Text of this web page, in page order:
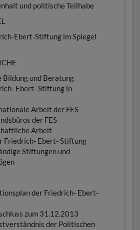
und politische ­Teilhabe
Ebert-Stiftung im Spiegel
Bildung und Beratung
Ebert- Stiftung in
Arbeit der FES
der FES
Arbeit
Friedrich- Ebert- Stiftung
Stiftungen und
der Friedrich- Ebert-
zum 31.12.2013
der Politischen